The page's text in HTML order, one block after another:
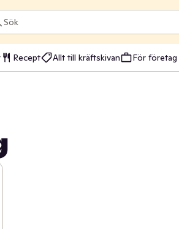
Recept Allt till kräftskivan För företag